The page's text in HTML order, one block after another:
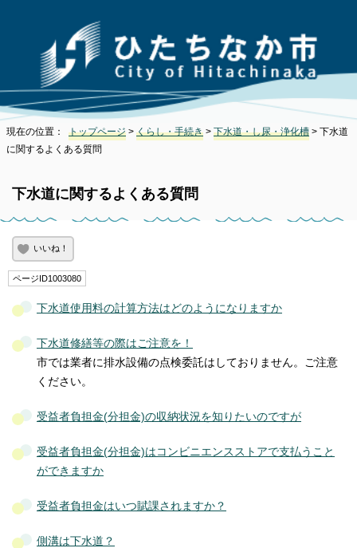
現在の位置： トップページ > くらし・手続き > 下水道・し尿・浄化槽 > 下水道
に関するよくある質問
下水道に関するよくある質問
いいね！
ページID1003080
下水道使用料の計算方法はどのようになりますか
下水道修繕等の際はご注意を！
市では業者に排水設備の点検委託はしておりません。ご注意
ください。
受益者負担金(分担金)の収納状況を知りたいのですが
受益者負担金(分担金)はコンビニエンスストアで支払うこと
ができますか
受益者負担金はいつ賦課されますか？
側溝は下水道？